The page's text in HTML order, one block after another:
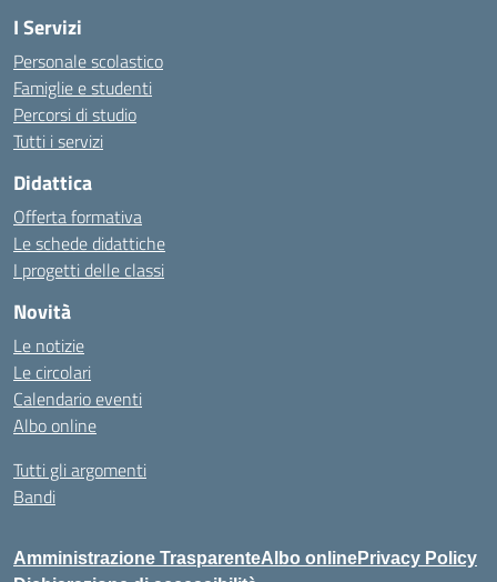
I Servizi
Personale scolastico
Famiglie e studenti
Percorsi di studio
Tutti i servizi
Didattica
Offerta formativa
Le schede didattiche
I progetti delle classi
Novità
Le notizie
Le circolari
Calendario eventi
Albo online
Tutti gli argomenti
Bandi
Amministrazione TrasparenteAlbo onlinePrivacy Policy